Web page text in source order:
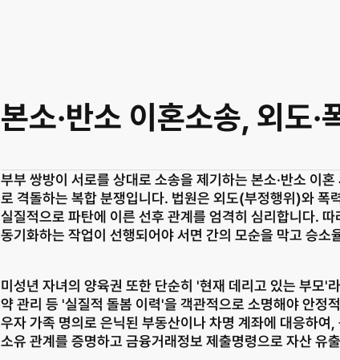
본소·반소 이혼소송, 외도·
부부 쌍방이 서로를 상대로 소송을 제기하는 본소·반소 이
로 격돌하는 복합 분쟁입니다. 법원은 외도(부정행위)와 폭
실질적으로 파탄에 이른 선후 관계를 엄격히 심리합니다.
동기화하는 작업이 선행되어야 서면 간의 모순을 막고 승소
미성년 자녀의 양육권 또한 단순히 '현재 데리고 있는 부모'
약 관리 등 '실질적 돌봄 이력'을 객관적으로 소명해야 안정
우자 가족 명의로 은닉된 부동산이나 차명 계좌에 대응하
소유 관계를 증명하고 금융거래정보 제출명령으로 자산 유